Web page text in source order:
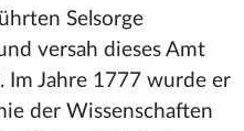
Selsorge
versah dieses Amt
Im Jahre 1777 wurde er
der Wissenschaften